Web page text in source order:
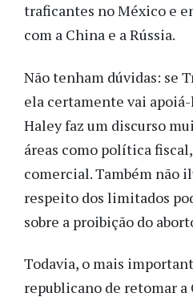
traficantes no México e
com a China e a Rússia.
Não tenham dúvidas: se
ela certamente vai
Haley faz um discurso
áreas como política
comercial. Também não
respeito dos limitados
sobre a proibição do
Todavia, o mais
republicano de retomar a